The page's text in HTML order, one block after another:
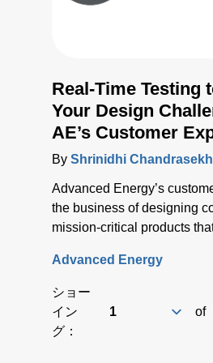
Real-Time Testing
Your Design
AE’s Customer
Centers
By Shrinidhi
Advanced Energy’s
the business of designing
mission-critical products
Advanced Energy
ショー
イン
グ：
of